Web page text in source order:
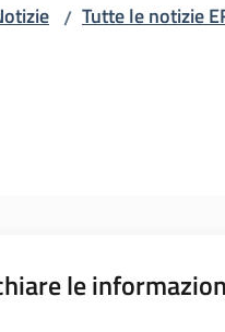
/ Tutte le notizie
le